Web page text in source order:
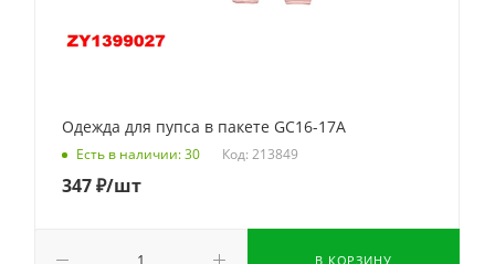
Одежда для пупса в пакете GC16-17A
Есть в наличии: 30 Код: 213849
347₽/шт
В КОРЗИНУ